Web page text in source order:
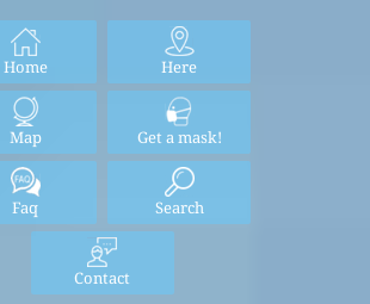
Home Here
Map Get a mask!
Faq Search
Contact